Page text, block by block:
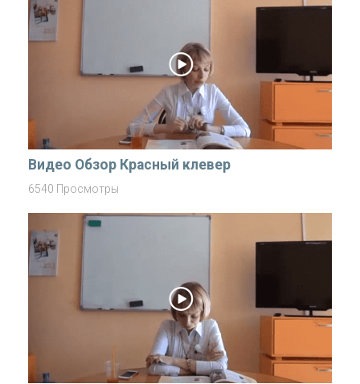
Видео Обзор Красный клевер
6540 Просмотры